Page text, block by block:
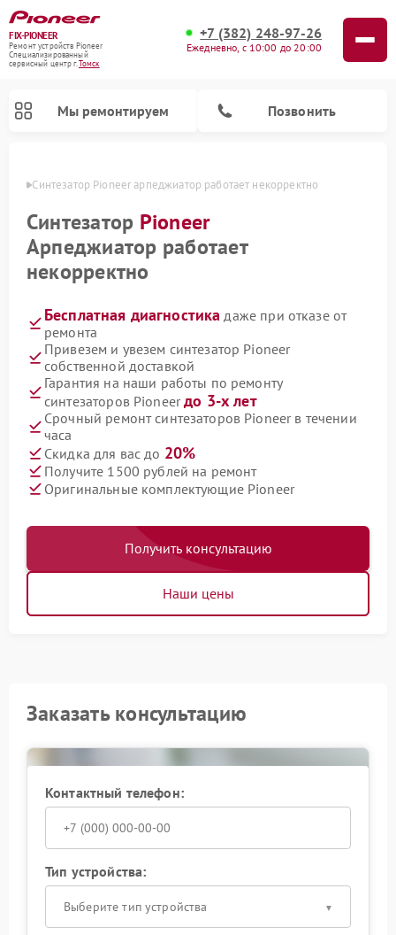
FIX-PIONEER
Ремонт устройств Pioneer
Специализированный
cервисный центр г.Томск
+7 (382) 248-97-26
Ежедневно, с 10:00 до 20:00
Мы ремонтируем Позвонить
Синтезатор Pioneer арпеджиатор работает некорректно
Синтезатор Pioneer
Арпеджиатор работает
некорректно
Бесплатная диагностика даже при отказе от
ремонта
Привезем и увезем синтезатор Pioneer
собственной доставкой
Гарантия на наши работы по ремонту
синтезаторов Pioneerдо 3-х лет
Срочный ремонт синтезаторов Pioneer в течении
часа
Скидка для вас до 20%
Получите 1500 рублей на ремонт
Оригинальные комплектующие Pioneer
Получить консультацию
Наши цены
Заказать консультацию
Контактный телефон:
Тип устройства:
Выберите тип устройства